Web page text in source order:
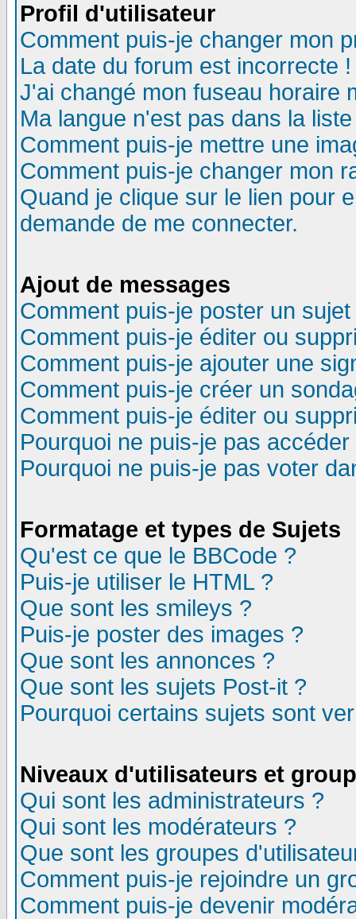
Profil d'utilisateur
Comment puis-je changer mon
La date du forum est incorrecte !
J'ai changé mon fuseau horaire
Ma langue n'est pas dans la
Comment puis-je mettre une
Comment puis-je changer mon
Quand je clique sur le lien pour
demande de me connecter.
Ajout de messages
Comment puis-je poster un
Comment puis-je éditer ou
Comment puis-je ajouter une
Comment puis-je créer un
Comment puis-je éditer ou
Pourquoi ne puis-je pas
Pourquoi ne puis-je pas voter
Formatage et types de Sujets
Qu'est ce que le BBCode ?
Puis-je utiliser le HTML ?
Que sont les smileys ?
Puis-je poster des images ?
Que sont les annonces ?
Que sont les sujets Post-it ?
Pourquoi certains sujets sont
Niveaux d'utilisateurs et
Qui sont les administrateurs ?
Qui sont les modérateurs ?
Que sont les groupes
Comment puis-je rejoindre un
Comment puis-je devenir